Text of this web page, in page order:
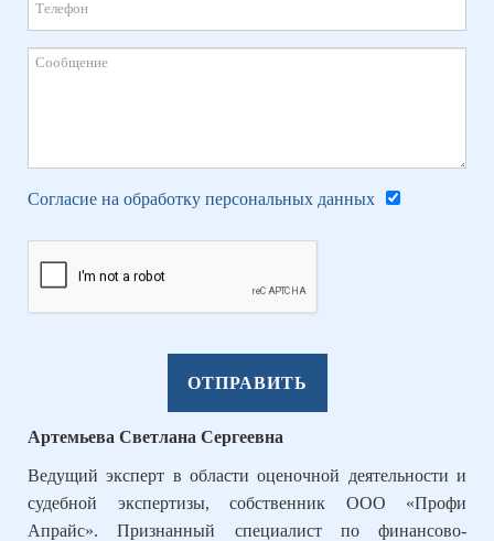
Согласие на обработку персональных данных
ОТПРАВИТЬ
Артемьева Светлана Сергеевна
Ведущий эксперт в области оценочной деятельности и
судебной экспертизы, собственник ООО «Профи
Апрайс». Признанный специалист по финансово-